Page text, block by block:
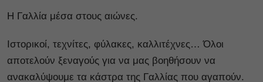
Η Γαλλία μέσα στους αιώνες.
Ιστορικοί, τεχνίτες, φύλακες, καλλιτέχνες… Όλοι
αποτελούν ξεναγούς για να μας βοηθήσουν να
ανακαλύψουμε τα κάστρα της Γαλλίας που αγαπούν.